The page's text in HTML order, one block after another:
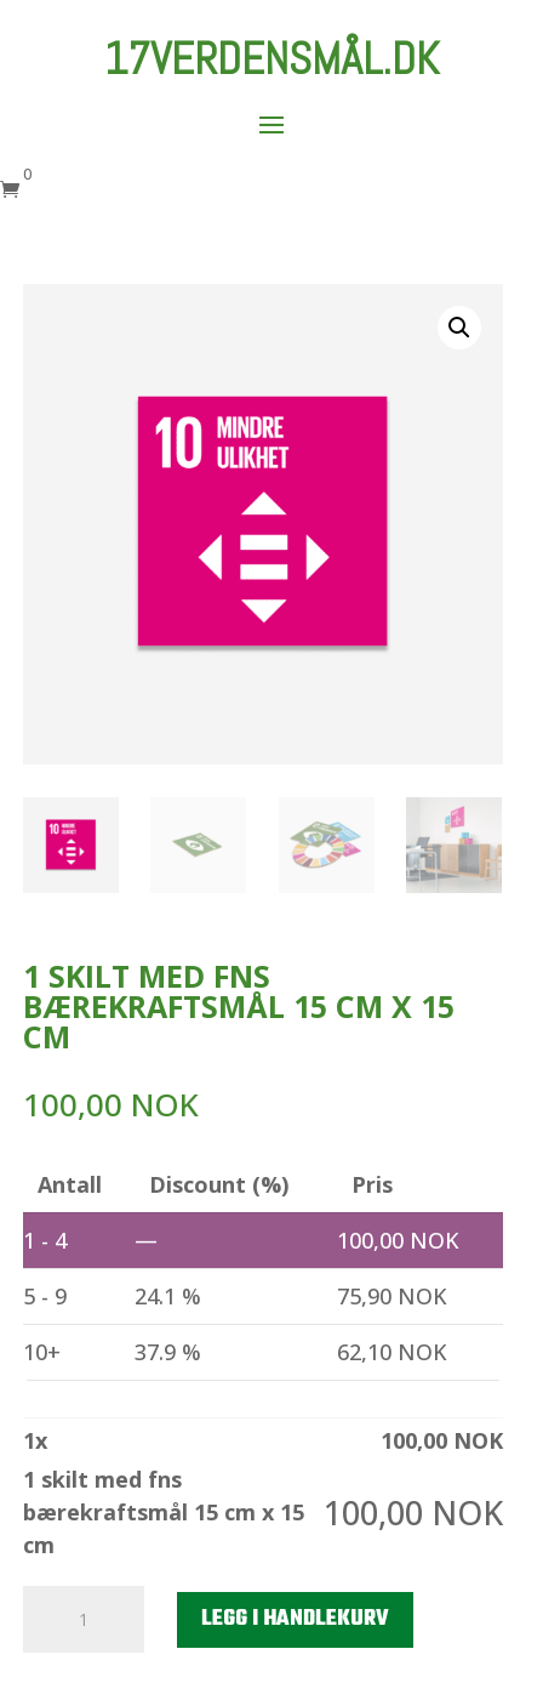
17VERDENSMÅL.DK

0
1 SKILT MED FNS
BÆREKRAFTSMÅL 15 CM X 15
CM
100,00 NOK
Antall Discount (%)
Pris
1 - 4
— 100,00 NOK
5 - 9
24.1 % 75,90 NOK
10+
37.9 % 62,10 NOK
1x 100,00 NOK
1 skilt med fns
bærekraftsmål 15 cm x 15
cm
100,00 NOK
LEGG I HANDLEKURV